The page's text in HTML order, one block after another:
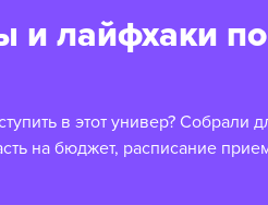
и лайфхаки
в этот универ?
на бюджет, расписание